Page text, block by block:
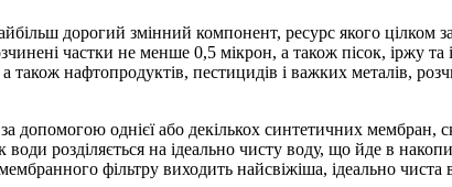
дорогий змінний компонент, ресурс якого цілком
частки не менше 0,5 мікрон, а також пісок, іржу та
нафтопродуктів, пестицидів і важких металів,
допомогою однієї або декількох синтетичних мембран,
розділяється на ідеально чисту воду, що йде в
фільтру виходить найсвіжіша, ідеально чиста